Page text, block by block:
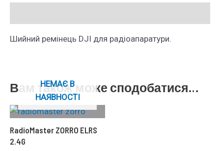
Шийний ремінець DJI для радіоапаратури.
Вам також може сподобатися…
НЕМАЄ В
НАЯВНОСТІ
RadioMaster ZORRO ELRS
2.4G